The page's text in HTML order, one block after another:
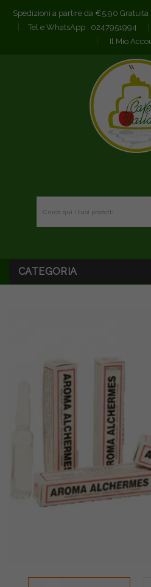
Spedizioni a partire da €5,90
Tel e WhatsApp : 0247951994
Il Mio
CATEGORIA